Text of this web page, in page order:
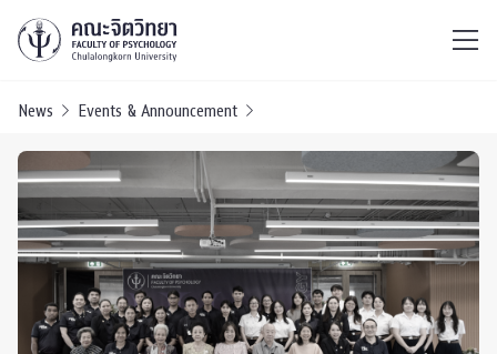
News Events & Announcement